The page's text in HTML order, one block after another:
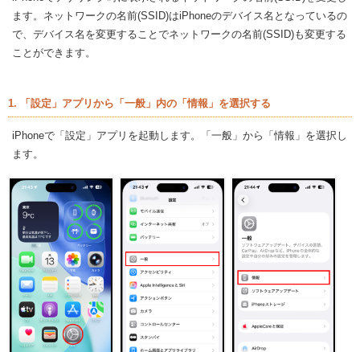
ます。ネットワークの名前(SSID)はiPhoneのデバイス名となっているの
で、デバイス名を変更することでネットワークの名前(SSID)も変更する
ことができます。
1. 「設定」アプリから「一般」内の「情報」を選択する
iPhoneで「設定」アプリを起動します。「一般」から「情報」を選択し
ます。